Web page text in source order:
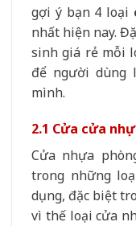
gợi ý bạn 4 loại
nhất hiện nay.
sinh giá rẻ mỗi
để người dùng
mình.
2.1 Cửa cửa
Cửa nhựa
trong những
dụng, đặc biệt
vì thế loại cửa